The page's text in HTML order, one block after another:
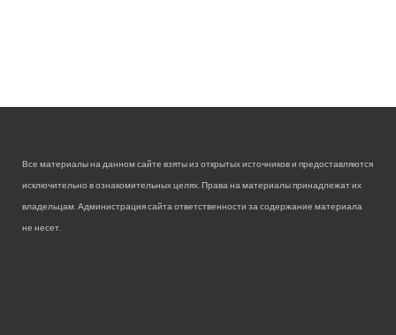
Все материалы на данном сайте взяты из открытых источников и предоставляются
исключительно в ознакомительных целях. Права на материалы принадлежат их
владельцам. Администрация сайта ответственности за содержание материала
не несет.